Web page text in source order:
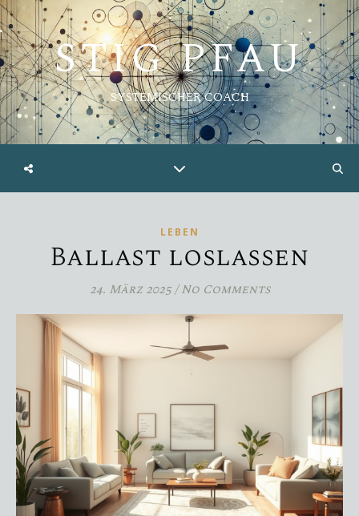
STIG PFAU
SYSTEMISCHER COACH
LEBEN
Ballast loslassen
24. März 2025/ No Comments